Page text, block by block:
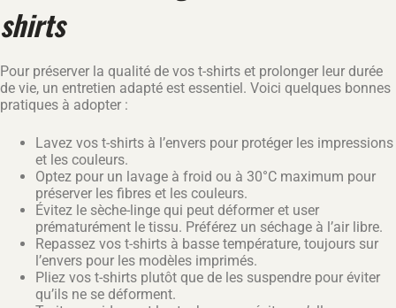
shirts
Pour préserver la qualité de vos t-shirts et prolonger leur durée
de vie, un entretien adapté est essentiel. Voici quelques bonnes
pratiques à adopter :
Lavez vos t-shirts à l’envers pour protéger les impressions
et les couleurs.
Optez pour un lavage à froid ou à 30°C maximum pour
préserver les fibres et les couleurs.
Évitez le sèche-linge qui peut déformer et user
prématurément le tissu. Préférez un séchage à l’air libre.
Repassez vos t-shirts à basse température, toujours sur
l’envers pour les modèles imprimés.
Pliez vos t-shirts plutôt que de les suspendre pour éviter
qu’ils ne se déforment.